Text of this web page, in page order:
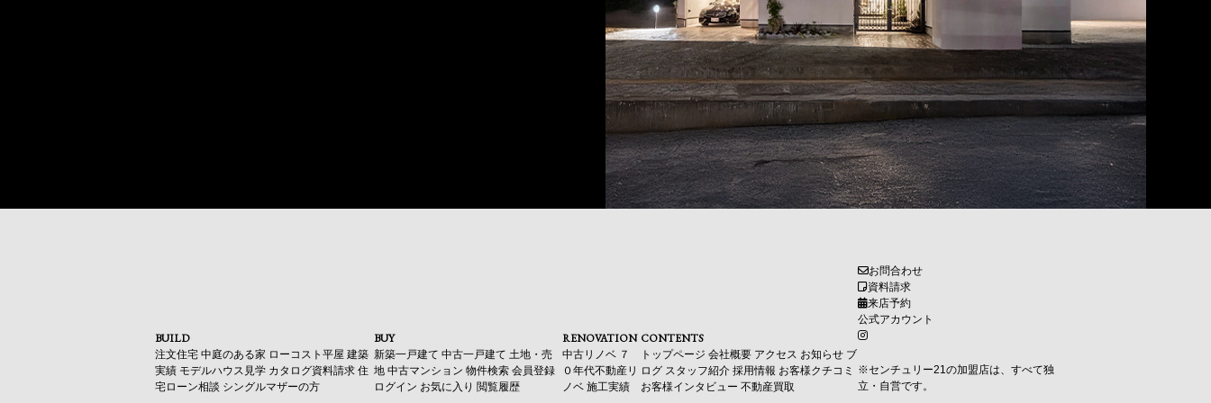
BUILD
注文住宅 中庭のある家 ローコスト平屋 建築
実績 モデルハウス見学 カタログ資料請求 住
宅ローン相談 シングルマザーの方
BUY
新築一戸建て 中古一戸建て 土地・売
地 中古マンション 物件検索 会員登録
ログイン お気に入り 閲覧履歴
RENOVATION
中古リノベ ７
０年代不動産リ
ノベ 施工実績
CONTENTS
トップページ 会社概要 アクセス お知らせ ブ
ログ スタッフ紹介 採用情報 お客様クチコミ
お客様インタビュー 不動産買取
お問合わせ
資料請求
来店予約
公式アカウント
※センチュリー21の加盟店は、すべて独
立・自営です。